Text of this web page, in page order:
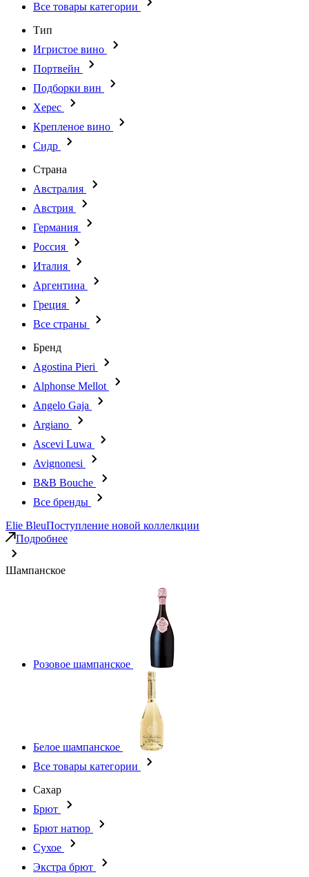
Все товары категории
Тип
Игристое вино
Портвейн
Подборки вин
Херес
Крепленое вино
Сидр
Страна
Австралия
Австрия
Германия
Россия
Италия
Аргентина
Греция
Все страны
Бренд
Agostina Pieri
Alphonse Mellot
Angelo Gaja
Argiano
Ascevi Luwa
Avignonesi
B&B Bouche
Все бренды
Elie BleuПоступление новой коллелкции
Подробнее
Шампанское
Розовое шампанское
Белое шампанское
Все товары категории
Сахар
Брют
Брют натюр
Сухое
Экстра брют